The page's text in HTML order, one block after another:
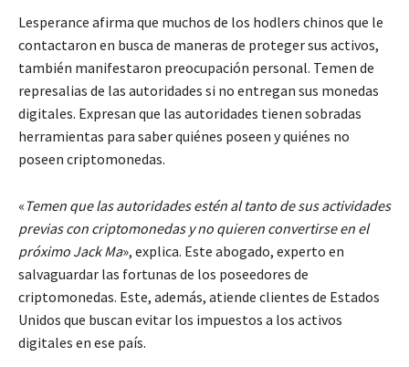
Lesperance afirma que muchos de los hodlers chinos que le
contactaron en busca de maneras de proteger sus activos,
también manifestaron preocupación personal. Temen de
represalias de las autoridades si no entregan sus monedas
digitales. Expresan que las autoridades tienen sobradas
herramientas para saber quiénes poseen y quiénes no
poseen criptomonedas.
« Temen que las autoridades estén al tanto de sus actividades
previas con criptomonedas y no quieren convertirse en el
próximo Jack Ma», explica. Este abogado, experto en
salvaguardar las fortunas de los poseedores de
criptomonedas. Este, además, atiende clientes de Estados
Unidos que buscan evitar los impuestos a los activos
digitales en ese país.